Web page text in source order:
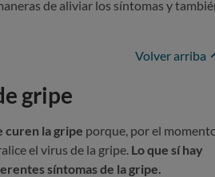
de aliviar los síntomas y
Volver arriba
gripe
curen la gripe porque, por el
el virus de la gripe. Lo que sí hay
síntomas de la gripe.